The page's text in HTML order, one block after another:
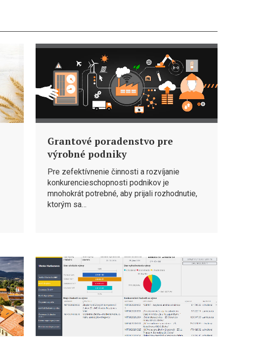
Grantové poradenstvo pre
výrobné podniky
Pre zefektívnenie činnosti a rozvíjanie
konkurencieschopnosti podnikov je
mnohokrát potrebné, aby prijali rozhodnutie,
ktorým sa…